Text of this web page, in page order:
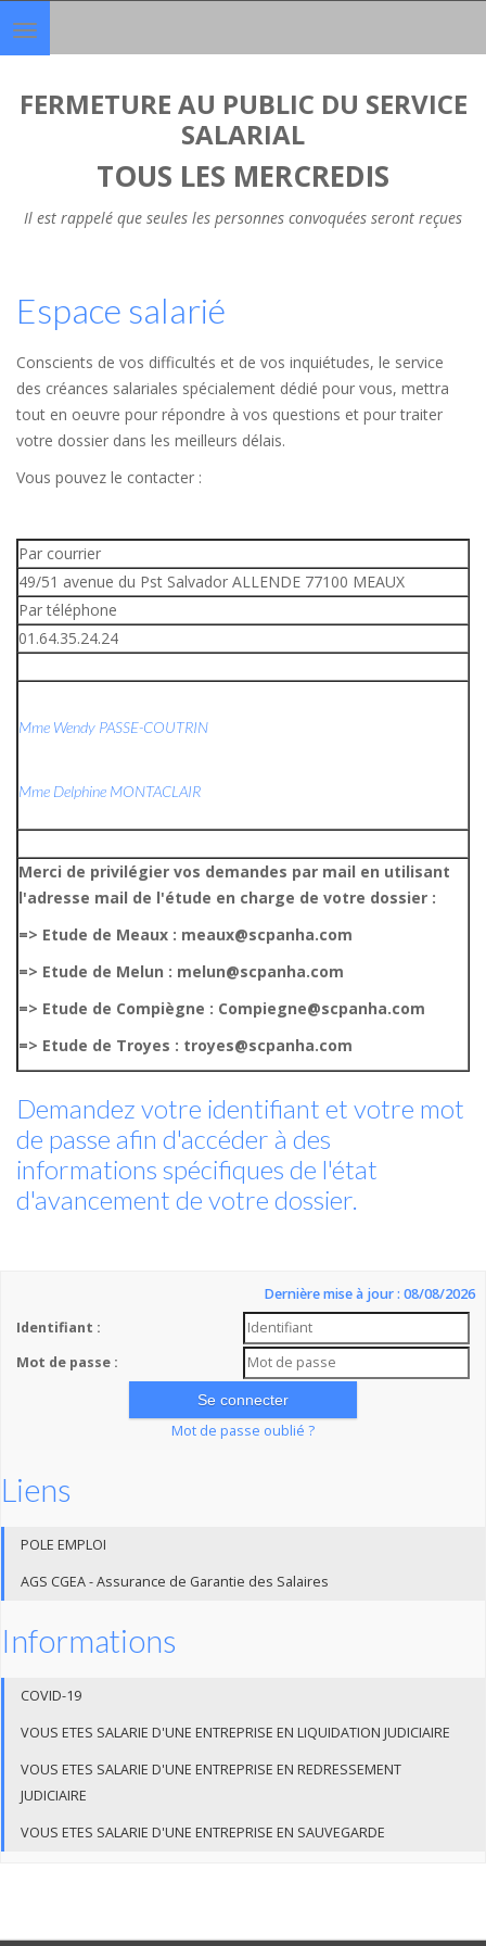
Toggle
navigation
FERMETURE AU PUBLIC DU SERVICE
SALARIAL
TOUS LES MERCREDIS
Il est rappelé que seules les personnes convoquées seront reçues
Espace salarié
Conscients de vos difficultés et de vos inquiétudes, le service
des créances salariales spécialement dédié pour vous, mettra
tout en oeuvre pour répondre à vos questions et pour traiter
votre dossier dans les meilleurs délais.
Vous pouvez le contacter :
Par courrier
49/51 avenue du Pst Salvador ALLENDE 77100 MEAUX
Par téléphone
01.64.35.24.24
Mme Wendy PASSE-COUTRIN
Mme Delphine MONTACLAIR
Merci de privilégier vos demandes par mail en utilisant
l'adresse mail de l'étude en charge de votre dossier :
=> Etude de Meaux : meaux@scpanha.com
=> Etude de Melun : melun@scpanha.com
=> Etude de Compiègne : Compiegne@scpanha.com
=> Etude de Troyes : troyes@scpanha.com
Demandez votre identifiant et votre mot
de passe afin d'accéder à des
informations spécifiques de l'état
d'avancement de votre dossier.
Dernière mise à jour : 08/08/2026
Identifiant :
Mot de passe :
Mot de passe oublié ?
Liens
POLE EMPLOI
AGS CGEA - Assurance de Garantie des Salaires
Informations
COVID-19
VOUS ETES SALARIE D'UNE ENTREPRISE EN LIQUIDATION JUDICIAIRE
VOUS ETES SALARIE D'UNE ENTREPRISE EN REDRESSEMENT
JUDICIAIRE
VOUS ETES SALARIE D'UNE ENTREPRISE EN SAUVEGARDE